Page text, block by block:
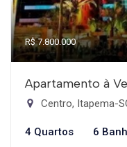
R$ 7.800.000
Apartamento à
Centro, Itapema-
4 Quartos 6